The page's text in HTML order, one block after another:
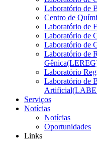
Laboratório de
Centro de
Laboratório de
Laboratório de
Laboratório de
Laboratório de
Laboratório
Laboratório de
Serviços
Notícias
Notícias
Oportunidades
Links